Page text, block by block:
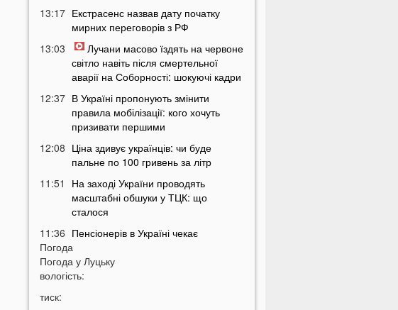
13:17 Екстрасенс назвав дату початку
мирних переговорів з РФ
13:03
Лучани масово їздять на червоне
світло навіть після смертельної
аварії на Соборності: шокуючі кадри
12:37 В Україні пропонують змінити
правила мобілізації: кого хочуть
призивати першими
12:08 Ціна здивує українців: чи буде
пальне по 100 гривень за літр
11:51
На заході України проводять
масштабні обшуки у ТЦК: що
сталося
11:36 Пенсіонерів в Україні чекає
масштабна перевірка: кого це
торкнеться
11:07 Україну накриє потужна магнітна
Погода
Погода у Луцьку
вологість:
тиск: